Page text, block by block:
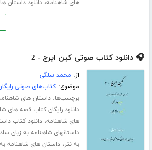
های شاهنامه،دانلود داستان
🎧 دانلود کتاب صوتی کین ایرج - 2
از: محمد سلگی
موضوع:کتاب‌های صوتی
برچسب‌ها:داستان های
دانلود رایگان کتاب قصه های
های شاهنامه،دانلود کتاب
داستانهای شاهنامه به زبان
به نثر،داستان های شاهنامه